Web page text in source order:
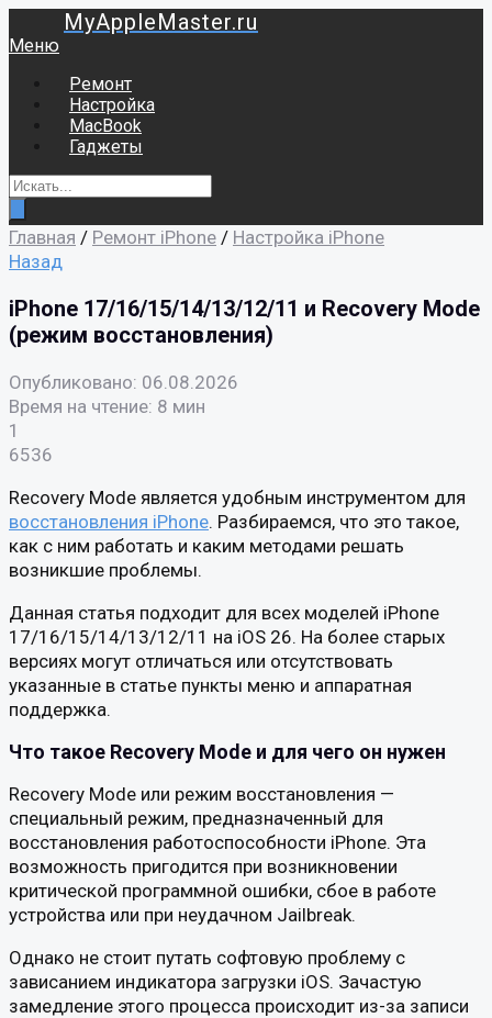
MyAppleMaster.ru
Меню
Ремонт
Настройка
MacBook
Гаджеты
Главная / Ремонт iPhone / Настройка iPhone
Назад
iPhone 17/16/15/14/13/12/11 и Recovery Mode
(режим восстановления)
Опубликовано: 06.08.2026
Время на чтение: 8 мин
1
6536
Recovery Mode является удобным инструментом для
восстановления iPhone. Разбираемся, что это такое,
как с ним работать и каким методами решать
возникшие проблемы.
Данная статья подходит для всех моделей iPhone
17/16/15/14/13/12/11 на iOS 26. На более старых
версиях могут отличаться или отсутствовать
указанные в статье пункты меню и аппаратная
поддержка.
Что такое Recovery Mode и для чего он нужен
Recovery Mode или режим восстановления —
специальный режим, предназначенный для
восстановления работоспособности iPhone. Эта
возможность пригодится при возникновении
критической программной ошибки, сбое в работе
устройства или при неудачном Jailbreak.
Однако не стоит путать софтовую проблему с
зависанием индикатора загрузки iOS. Зачастую
замедление этого процесса происходит из-за записи